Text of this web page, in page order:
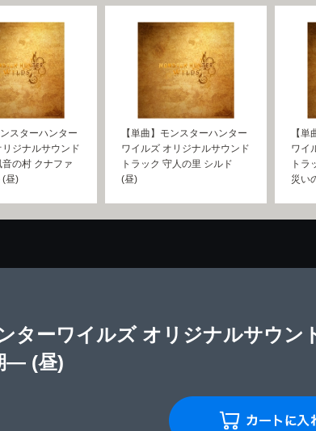
ンスターハンター
リジナルサウンド
音の村 クナファ
昼)
【単曲】モンスターハンター
ワイルズ オリジナルサウンド
トラック 守人の里 シルド
(昼)
【
ワイ
トラ
災い
ターワイルズ オリジナルサウン
― (昼)